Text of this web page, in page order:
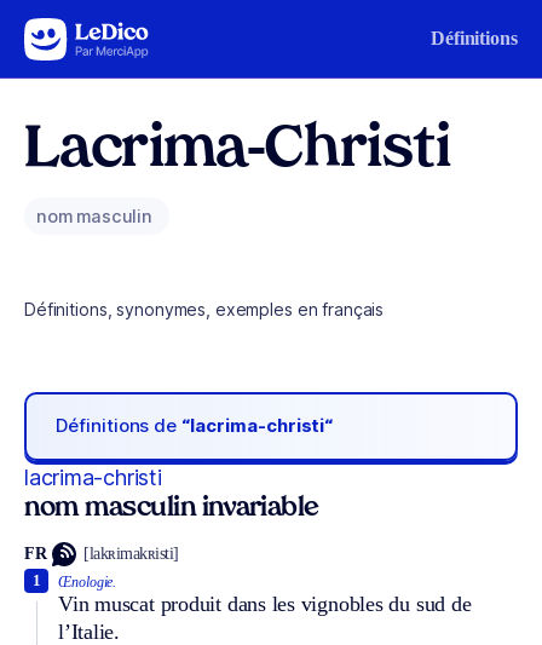
Aller au contenu Définitions
Lacrima-Christi
nom masculin
Définitions, synonymes, exemples en français
Définitions de “lacrima-christi“
lacrima-christi
nom masculin invariable
FR [lakʀimakʀisti]
Œnologie.
Vin muscat produit dans les vignobles du sud de
l’Italie.
1